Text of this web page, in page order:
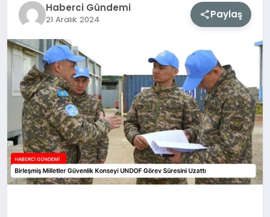
Haberci Gündemi
21 Aralık 2024 Paylaş